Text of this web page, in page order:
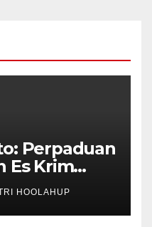
Perpaduan
Es Krim
HOOLAHUP